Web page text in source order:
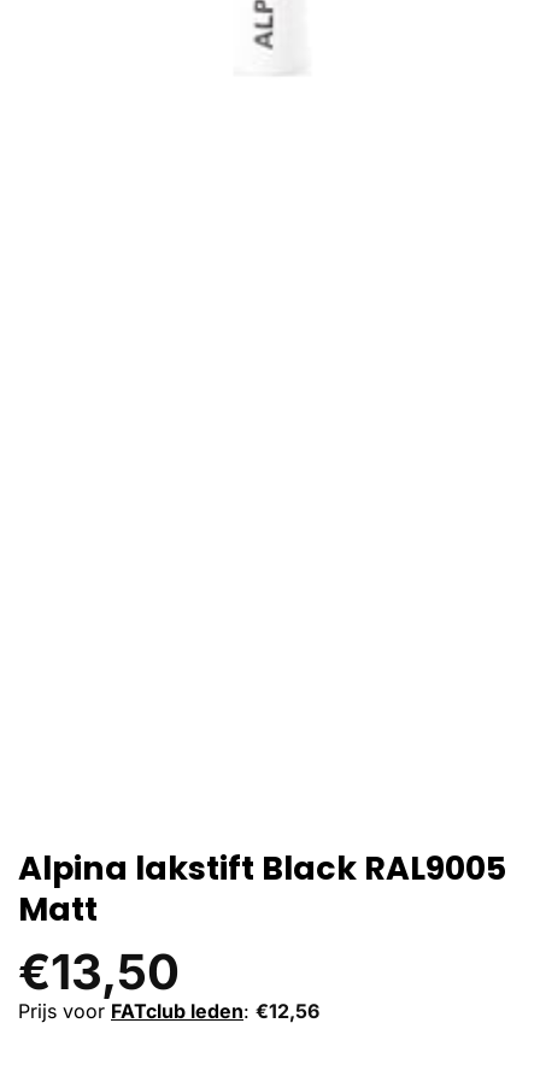
Alpina lakstift Black RAL9005
Matt
€13,50
Prijs voor FATclub leden: €12,56